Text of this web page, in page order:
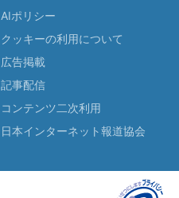
AIポリシー
クッキーの利用について
広告掲載
記事配信
コンテンツ二次利用
日本インターネット報道協会